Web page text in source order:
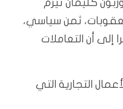
كليمان تيرم
ثمن سياسي،
إلى أن التعاملات
التجارية التي